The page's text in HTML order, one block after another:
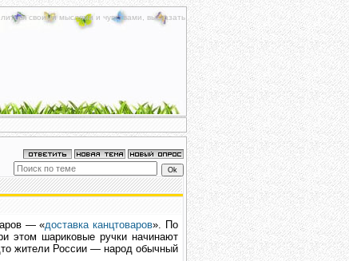
своими мыслями и чувствами, высказать
— «доставка канцтоваров». По
этом шариковые ручки начинают
жители России — народ обычный